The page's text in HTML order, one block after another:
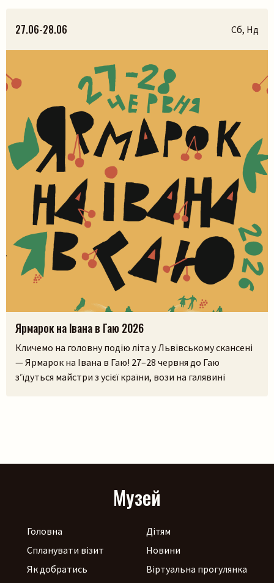
передати досвід і встановити зв’язок із сакральним.
Камінь, як матеріал, існував задовго до появи людини,
27.06-28.06 Сб, Нд
Ярмарок на Івана в Гаю 2026
Кличемо на головну подію літа у Львівському скансені
— Ярмарок на Івана в Гаю! 27–28 червня до Гаю
з’їдуться майстри з усієї країни, вози на галявині
Музей
Головна
Спланувати візит
Як добратись
Дітям
Новини
Віртуальна прогулянка